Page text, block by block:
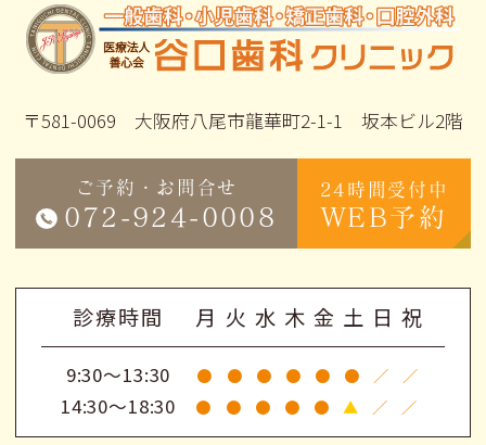
〒581-0069 大阪府八尾市龍華町2-1-1 坂本ビル2階
ご予約・お問合せ
072-924-0008
24時間受付中
WEB予約
診療時間 月 火 水 木 金 土 日 祝
9:30～13:30 ● ● ● ● ● ● ／ ／
14:30～18:30 ● ● ● ● ● ▲ ／ ／